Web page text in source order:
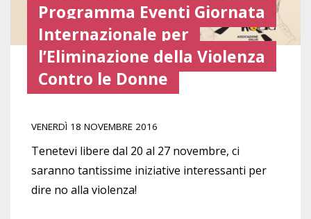
Programma Eventi Giornata
Internazionale per
l’Eliminazione della Violenza
Contro le Donne
VENERDÌ 18 NOVEMBRE 2016
Tenetevi libere dal 20 al 27 novembre, ci
saranno tantissime iniziative interessanti per
dire no alla violenza!